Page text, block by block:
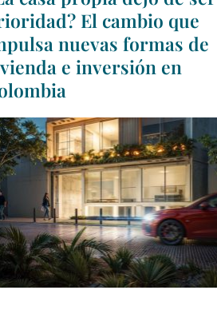
El cambio que
nuevas formas de
e inversión en